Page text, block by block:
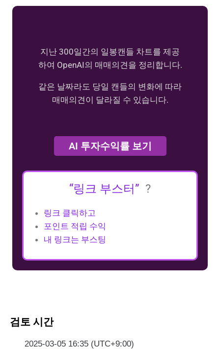
지난 300일간의 일봉캔들 차트를 제공
하여 OpenAI의 매매의견을 정리합니다.
같은 날짜라도 당일 캔들의 변화에 따라
매매의견이 달라질 수 있습니다.
AI 투자수익률 보기
“링크 부스터” ?
링크 클릭하고
포인트 적립 수익
내 링크는 부스팅
검토 시간
2025-03-05 16:35 (UTC+9:00)